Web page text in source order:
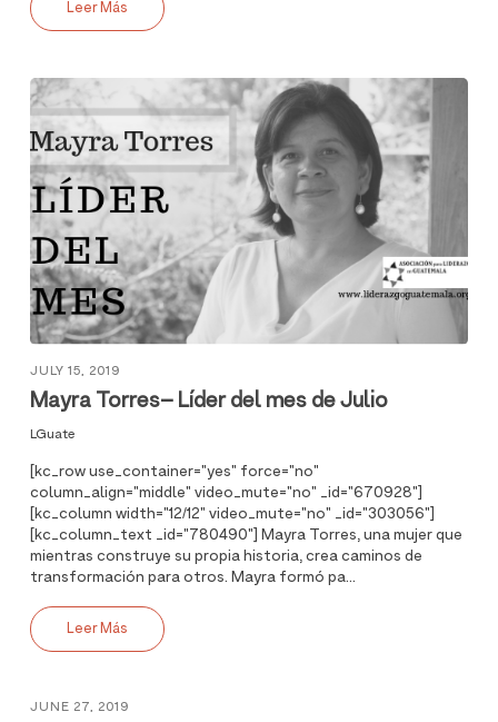
Leer Más
JULY 15, 2019
Mayra Torres– Líder del mes de Julio
LGuate
[kc_row use_container="yes" force="no"
column_align="middle" video_mute="no" _id="670928"]
[kc_column width="12/12" video_mute="no" _id="303056"]
[kc_column_text _id="780490"] Mayra Torres, una mujer que
mientras construye su propia historia, crea caminos de
transformación para otros. Mayra formó pa...
Leer Más
JUNE 27, 2019